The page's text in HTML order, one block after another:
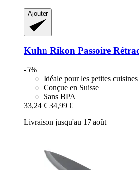
Ajouter
Kuhn Rikon Passoire
-5%
Idéale pour les petites cuisines
Conçue en Suisse
Sans BPA
33,24 € 34,99 €
Livraison jusqu'au 17 août